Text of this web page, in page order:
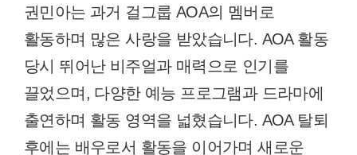
권민아는 과거 걸그룹 AOA의 멤버로
활동하며 많은 사랑을 받았습니다. AOA 활동
당시 뛰어난 비주얼과 매력으로 인기를
끌었으며, 다양한 예능 프로그램과 드라마에
출연하며 활동 영역을 넓혔습니다. AOA 탈퇴
후에는 배우로서 활동을 이어가며 새로운